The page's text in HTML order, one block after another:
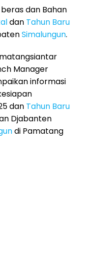
dan Bahan
dan Tahun Baru
Simalungun.
Manager
informasi
dan Tahun Baru
Djabanten
di Pamatang